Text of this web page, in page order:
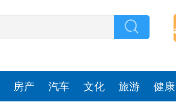
房产 汽车 文化 旅游 健康